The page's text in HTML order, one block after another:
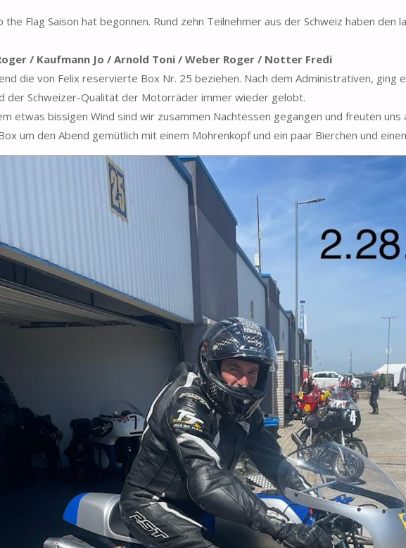
Flag Saison hat begonnen. Rund zehn Teilnehmer aus der Schweiz haben den
/ Kaufmann Jo / Arnold Toni / Weber Roger / Notter Fredi
die von Felix reservierte Box Nr. 25 beziehen. Nach dem Administrativen, ging
der Schweizer-Qualität der Motorräder immer wieder gelobt.
etwas bissigen Wind sind wir zusammen Nachtessen gegangen und freuten
um den Abend gemütlich mit einem Mohrenkopf und ein paar Bierchen und